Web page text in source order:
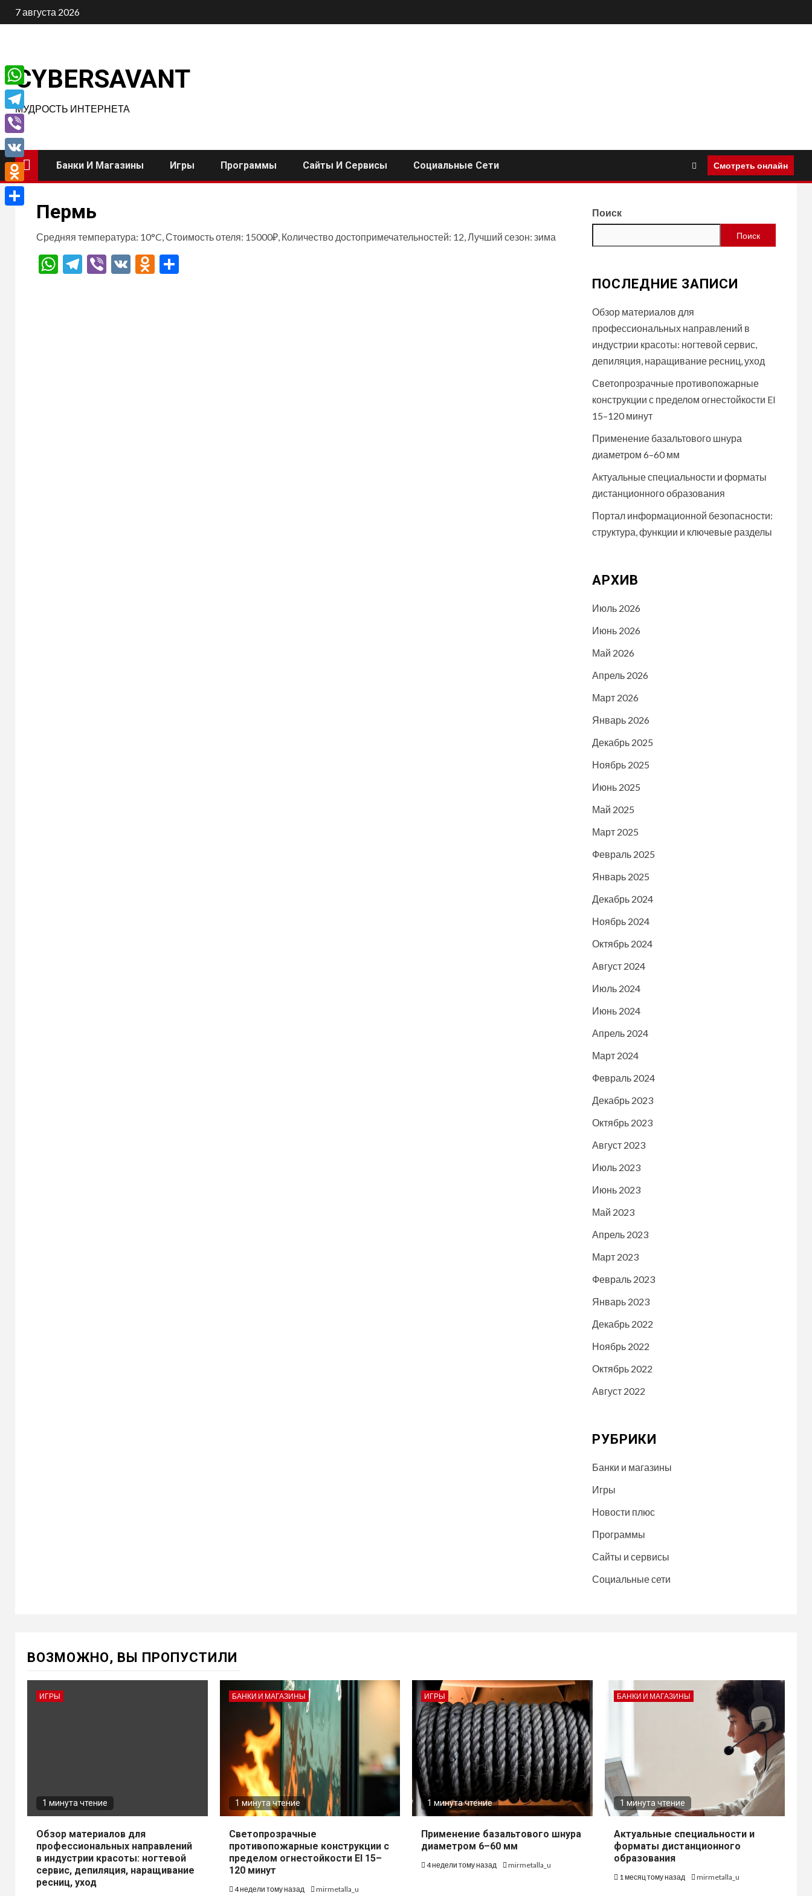
Перейти
к
7 августа 2026
CYBERSAVANT
МУДРОСТЬ ИНТЕРНЕТА
Банки И Магазины Игры Программы Сайты И Сервисы Социальные Сети Смотреть онлайн
Пермь
Средняя температура: 10°C, Стоимость отеля: 15000₽, Количество достопримечательностей: 12, Лучший сезон: зима
WhatsApp
Telegram
Viber
VK Odnoklassniki
Поиск
Поиск
ПОСЛЕДНИЕ ЗАПИСИ
Обзор материалов для
профессиональных направлений в
индустрии красоты: ногтевой сервис,
депиляция, наращивание ресниц, уход
Светопрозрачные противопожарные
конструкции с пределом огнестойкости EI
15–120 минут
Применение базальтового шнура
диаметром 6–60 мм
Актуальные специальности и форматы
дистанционного образования
Портал информационной безопасности:
структура, функции и ключевые разделы
АРХИВ
Июль 2026
Июнь 2026
Май 2026
Апрель 2026
Март 2026
Январь 2026
Декабрь 2025
Ноябрь 2025
Июнь 2025
Май 2025
Март 2025
Февраль 2025
Январь 2025
Декабрь 2024
Ноябрь 2024
Октябрь 2024
Август 2024
Июль 2024
Июнь 2024
Апрель 2024
Март 2024
Февраль 2024
Декабрь 2023
Октябрь 2023
Август 2023
Июль 2023
Июнь 2023
Май 2023
Апрель 2023
Март 2023
Февраль 2023
Январь 2023
Декабрь 2022
Ноябрь 2022
Октябрь 2022
Август 2022
РУБРИКИ
Банки и магазины
Игры
Новости плюс
Программы
Сайты и сервисы
Социальные сети
ВОЗМОЖНО, ВЫ ПРОПУСТИЛИ
ИГРЫ
1 минута чтение
Обзор материалов для
профессиональных направлений
в индустрии красоты: ногтевой
сервис, депиляция, наращивание
ресниц, уход
БАНКИ И МАГАЗИНЫ
1 минута чтение
Светопрозрачные
противопожарные конструкции с
пределом огнестойкости EI 15–
120 минут
4 недели тому назад mirmetalla_u
ИГРЫ
1 минута чтение
Применение базальтового шнура
диаметром 6–60 мм
4 недели тому назад mirmetalla_u
БАНКИ И МАГАЗИНЫ
1 минута чтение
Актуальные специальности и
форматы дистанционного
образования
1 месяц тому назад mirmetalla_u
WhatsApp
Telegram
Viber
VK
Odnoklassniki
Отправить